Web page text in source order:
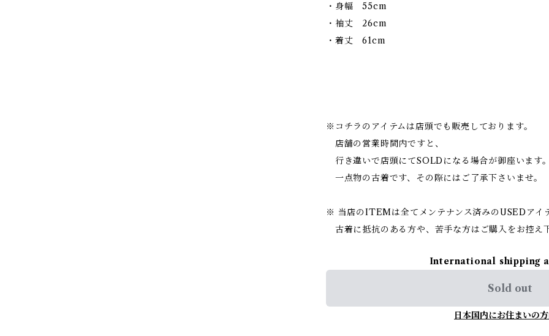
・身幅 55cm
・袖丈 26cm
・着丈 61cm
※コチラのアイテムは店頭でも販売しております。
店舗の営業時間内ですと、
行き違いで店頭にてSOLDになる場合が御座います。
一点物の古着です、その際にはご了承下さいませ。
※ 当店のITEMは全てメンテナンス済みのUSEDアイ
古着に抵抗のある方や、苦手な方はご購入をお控え
International shipping
Sold out
日本国内にお住まいの